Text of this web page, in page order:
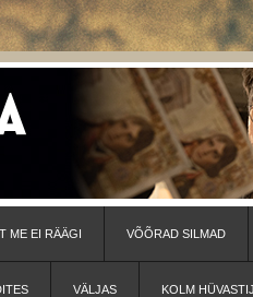
ME EI RÄÄGI VÕÕRAD SILMAD
VÄLJAS KOLM